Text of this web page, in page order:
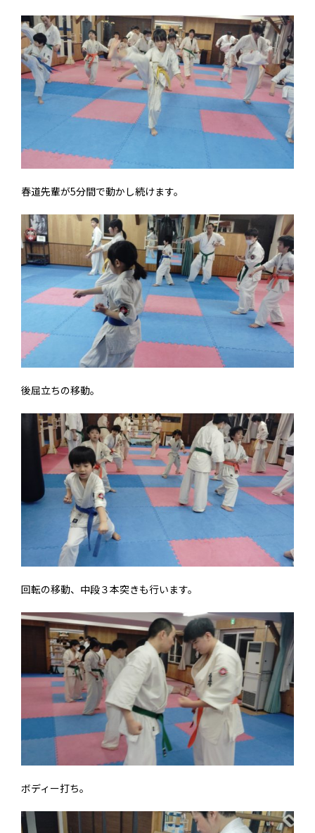
春道先輩が5分間で動かし続けます。
後屈立ちの移動。
回転の移動、中段３本突きも行います。
ボディー打ち。